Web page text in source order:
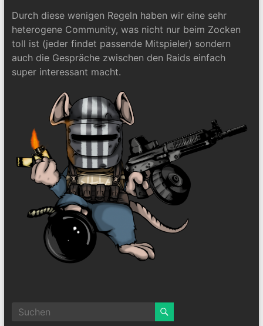
Durch diese wenigen Regeln haben wir eine sehr
heterogene Community, was nicht nur beim Zocken
toll ist (jeder findet passende Mitspieler) sondern
auch die Gespräche zwischen den Raids einfach
super interessant macht.